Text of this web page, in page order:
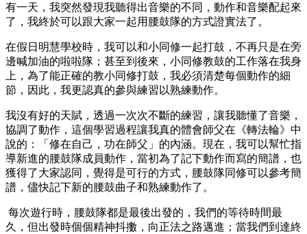
有一天，我突然發現我聽得出音樂的不同，動作和音樂配起來
了，我終於可以跟大家一起用腰鼓隊的方式證實法了。
在假日明慧學校時，我可以和小同修一起打鼓，不再只是在旁
邊喊加油的啦啦隊；甚至到後來，小同修教鼓的工作落在我身
上，為了能正確的教小同修打鼓，我必須清楚每個動作的細
節，因此，我更認真的參與練習以熟練動作。
我沒有好的天賦，透過一次次不斷的練習，讓我聽懂了音樂，
協調了動作，這個學習過程讓我真的體會師父在《轉法輪》中
說的：「修在自己，功在師父」的內涵。現在，我可以幫忙指
導新進的腰鼓隊成員動作，當初為了記下動作而寫的簡譜，也
獲得了大家認同，覺得是可行的方式，腰鼓隊同修可以參考簡
譜，儘快記下新的腰鼓曲子和熟練動作了。
每次遊行時，腰鼓隊都是最後出發的，我們的等待時間最
久，但出發時個個精神抖擻，向正法之路邁進；當我們到達終